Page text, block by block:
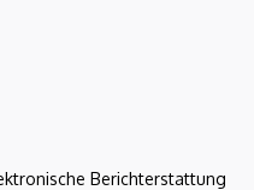
Berichterstattung